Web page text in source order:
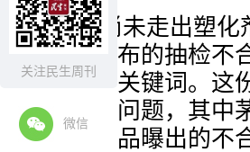
关注民生周刊
微信
白酒业尚未走出塑化
总局日前公布的抽检不
行业的危机关键词。
现各种质量问题，其
诸多酒企产品曝出的